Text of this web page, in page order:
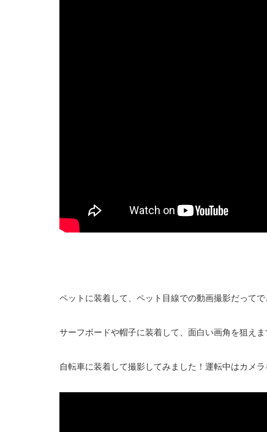
ペットに装着して、ペット目線での動画撮影だってで
サーフボードや帽子に装着して、面白い画角を狙えま
自転車に装着して撮影してみました！運転中はカメ